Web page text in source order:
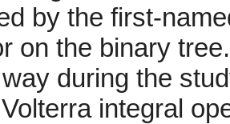
by the first-
on the binary
during the
integral